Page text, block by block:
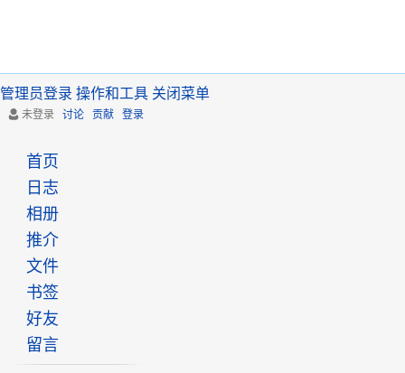
管理员登录 操作和工具 关闭菜单
未登录 讨论 贡献 登录
首页
日志
相册
推介
文件
书签
好友
留言